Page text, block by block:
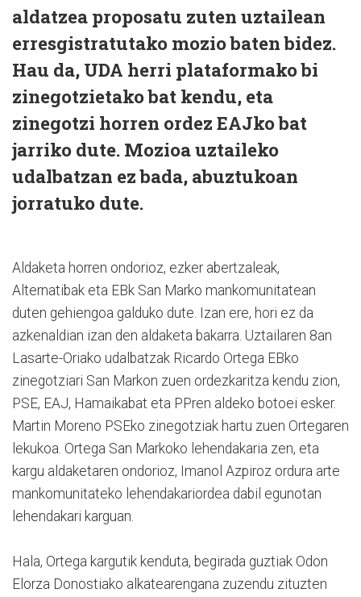
aldatzea proposatu zuten uztailean
erresgistratutako mozio baten bidez.
Hau da, UDA herri plataformako bi
zinegotzietako bat kendu, eta
zinegotzi horren ordez EAJko bat
jarriko dute. Mozioa uztaileko
udalbatzan ez bada, abuztukoan
jorratuko dute.
Aldaketa horren ondorioz, ezker abertzaleak,
Alternatibak eta EBk San Marko mankomunitatean
duten gehiengoa galduko dute. Izan ere, hori ez da
azkenaldian izan den aldaketa bakarra. Uztailaren 8an
Lasarte-Oriako udalbatzak Ricardo Ortega EBko
zinegotziari San Markon zuen ordezkaritza kendu zion,
PSE, EAJ, Hamaikabat eta PPren aldeko botoei esker.
Martin Moreno PSEko zinegotziak hartu zuen Ortegaren
lekukoa. Ortega San Markoko lehendakaria zen, eta
kargu aldaketaren ondorioz, Imanol Azpiroz ordura arte
mankomunitateko lehendakariordea dabil egunotan
lehendakari karguan.
Hala, Ortega kargutik kenduta, begirada guztiak Odon
Elorza Donostiako alkatearengana zuzendu zituzten